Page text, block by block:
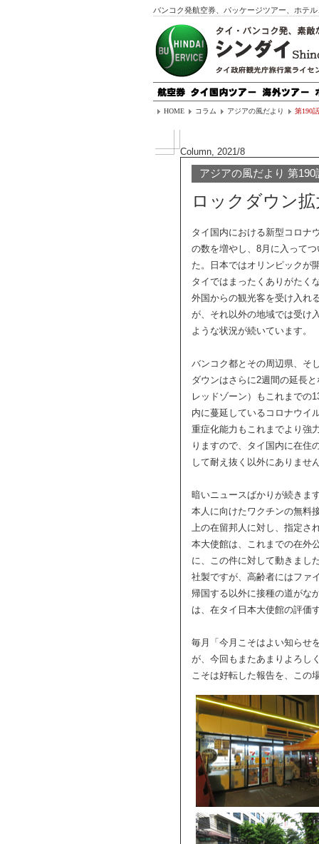
バンコク発航空券、パッケージツアー、ホテ
HOME コラム アジアの風だより 第190
Column, 2021/8
アジアの風だより 第190
ロックダウン拡
タイ国内における新型コロナ
の数を増やし、8月に入って
た。日本ではオリンピックが
タイではまったくありがたく
外国からの観光客を受け入れ
が、それ以外の地域では受け
ような状況が続いています。
バンコク都とその周辺県、そ
ダウンはさらに2週間の延長
レッドゾーン）もこれまでの
内に蔓延しているコロナウイ
重症化能力もこれまでより強
りますので、タイ国内に在住
して耐え抜く以外にありませ
暗いニュースばかりが続きま
本人に向けたワクチンの無料
上の在留邦人に対し、指定さ
本大使館は、これまでの在外
に、この件に対して動きまし
社製ですが、高齢者にはファ
帰国する以外に接種の道がな
は、在タイ日本大使館の評価
毎月「今月こそはよい知らせ
が、今回もまたあまりよろし
こそは好転した報告を、この